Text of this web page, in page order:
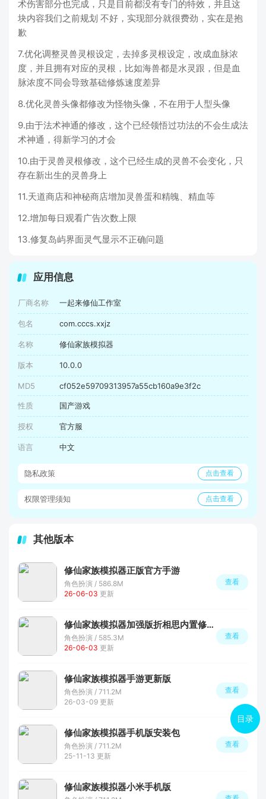
术伤害部分也完成，只是目前都没有专门的特效，并且这
块内容我们之前规划 不好，实现部分就很费劲，实在是抱
歉
7.优化调整灵兽灵根设定，去掉多灵根设定，改成血脉浓
度，并且拥有对应的灵根，比如海兽都是水灵跟，但是血
脉浓度不同会导致基础修炼速度差异
8.优化灵兽头像都修改为怪物头像，不在用于人型头像
9.由于法术神通的修改，这个已经领悟过功法的不会生成法
术神通，得新学习的才会
10.由于灵兽灵根修改，这个已经生成的灵兽不会变化，只
存在新出生的灵兽身上
11.天道商店和神秘商店增加灵兽蛋和精魄、精血等
12.增加每日观看广告次数上限
13.修复岛屿界面灵气显示不正确问题
应用信息
厂商名称 一起来修仙工作室
包名 com.cccs.xxjz
名称 修仙家族模拟器
版本 10.0.0
MD5 cf052e59709313957a55cb160a9e3f2c
性质 国产游戏
授权 官方服
语言 中文
隐私政策 点击查看
权限管理须知 点击查看
其他版本
修仙家族模拟器正版官方手游
角色扮演 / 586.8M
26-06-03 更新
查看
修仙家族模拟器加强版折相思内置修改器最新版本
角色扮演 / 585.3M
26-06-03 更新
查看
修仙家族模拟器手游更新版
角色扮演 / 711.2M
26-03-09 更新
查看
修仙家族模拟器手机版安装包
角色扮演 / 711.2M
25-11-13 更新
查看
修仙家族模拟器小米手机版
目录